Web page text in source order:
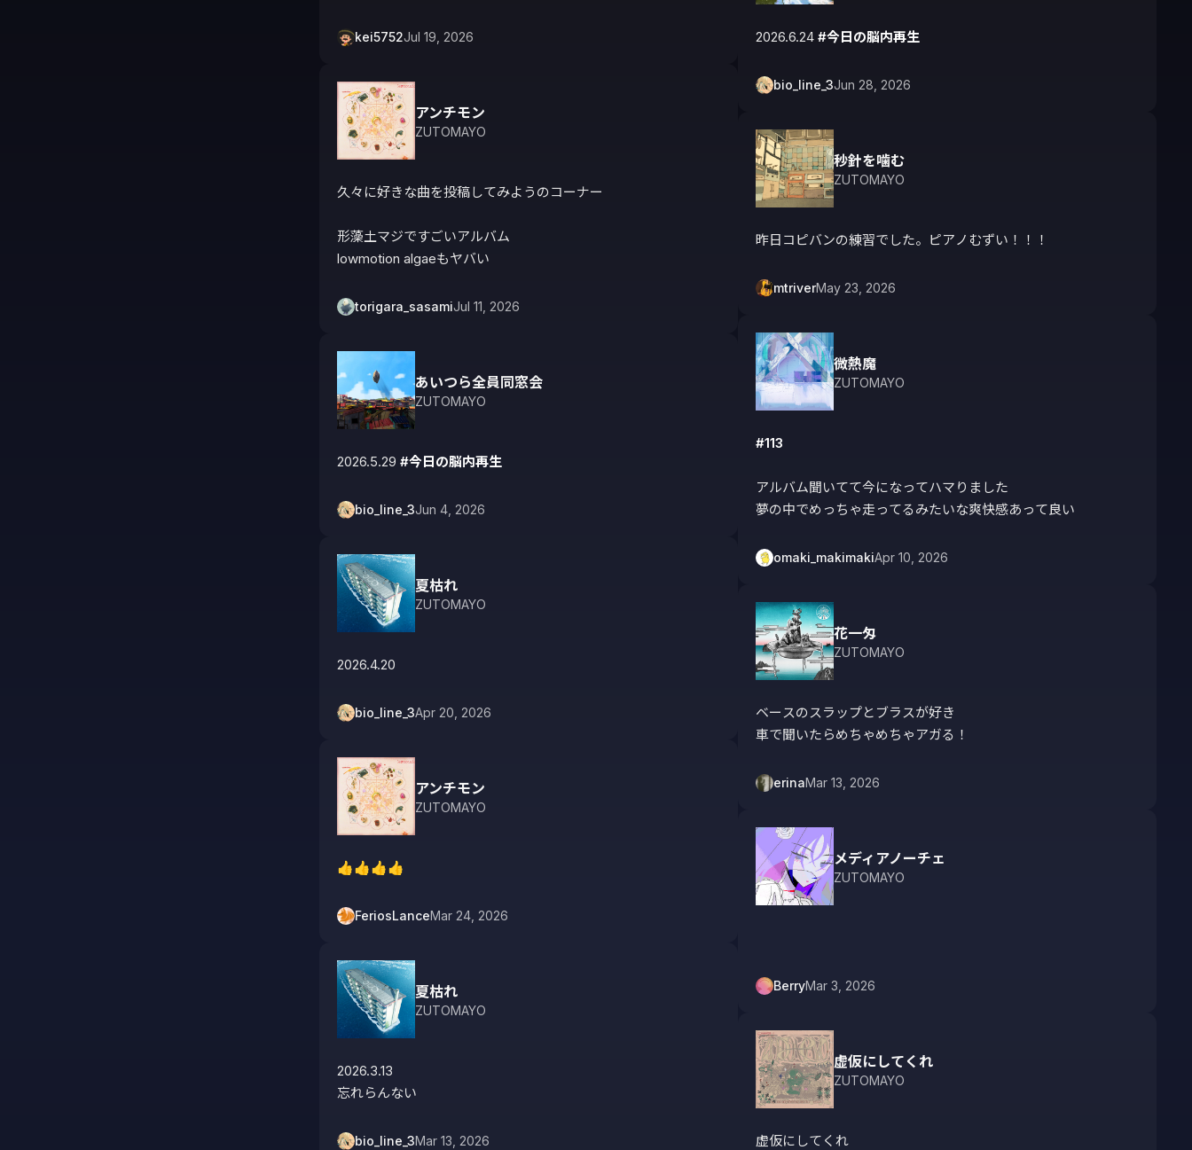
kei5752Jul 19, 2026
アンチモン
ZUTOMAYO
久々に好きな曲を投稿してみようのコーナー
形藻土マジですごいアルバム
lowmotion algaeもヤバい
torigara_sasamiJul 11, 2026
あいつら全員同窓会
ZUTOMAYO
2026.5.29 #今日の脳内再生
bio_line_3Jun 4, 2026
夏枯れ
ZUTOMAYO
2026.4.20
bio_line_3Apr 20, 2026
アンチモン
ZUTOMAYO
👍👍👍👍
FeriosLanceMar 24, 2026
夏枯れ
ZUTOMAYO
2026.3.13
忘れらんない
bio_line_3Mar 13, 2026
2026.6.24 #今日の脳内再生
bio_line_3Jun 28, 2026
秒針を噛む
ZUTOMAYO
昨日コピバンの練習でした。ピアノむずい！！！
mtriverMay 23, 2026
微熱魔
ZUTOMAYO
#113
アルバム聞いてて今になってハマりました
夢の中でめっちゃ走ってるみたいな爽快感あって良い
omaki_makimakiApr 10, 2026
花一匁
ZUTOMAYO
ベースのスラップとブラスが好き
車で聞いたらめちゃめちゃアガる！
erinaMar 13, 2026
メディアノーチェ
ZUTOMAYO
BerryMar 3, 2026
虚仮にしてくれ
ZUTOMAYO
虚仮にしてくれ